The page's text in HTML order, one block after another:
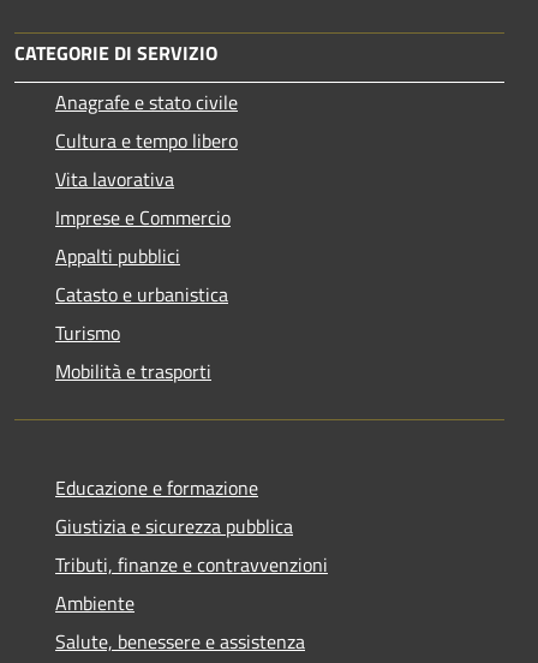
CATEGORIE DI SERVIZIO
Anagrafe e stato civile
Cultura e tempo libero
Vita lavorativa
Imprese e Commercio
Appalti pubblici
Catasto e urbanistica
Turismo
Mobilità e trasporti
Educazione e formazione
Giustizia e sicurezza pubblica
Tributi, finanze e contravvenzioni
Ambiente
Salute, benessere e assistenza